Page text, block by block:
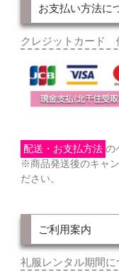
お支払い方法に
クレジットカード
配送・お支払方法 の
※商品発送後のキャ
ださい。
ご利用案内
礼服レンタル期間に